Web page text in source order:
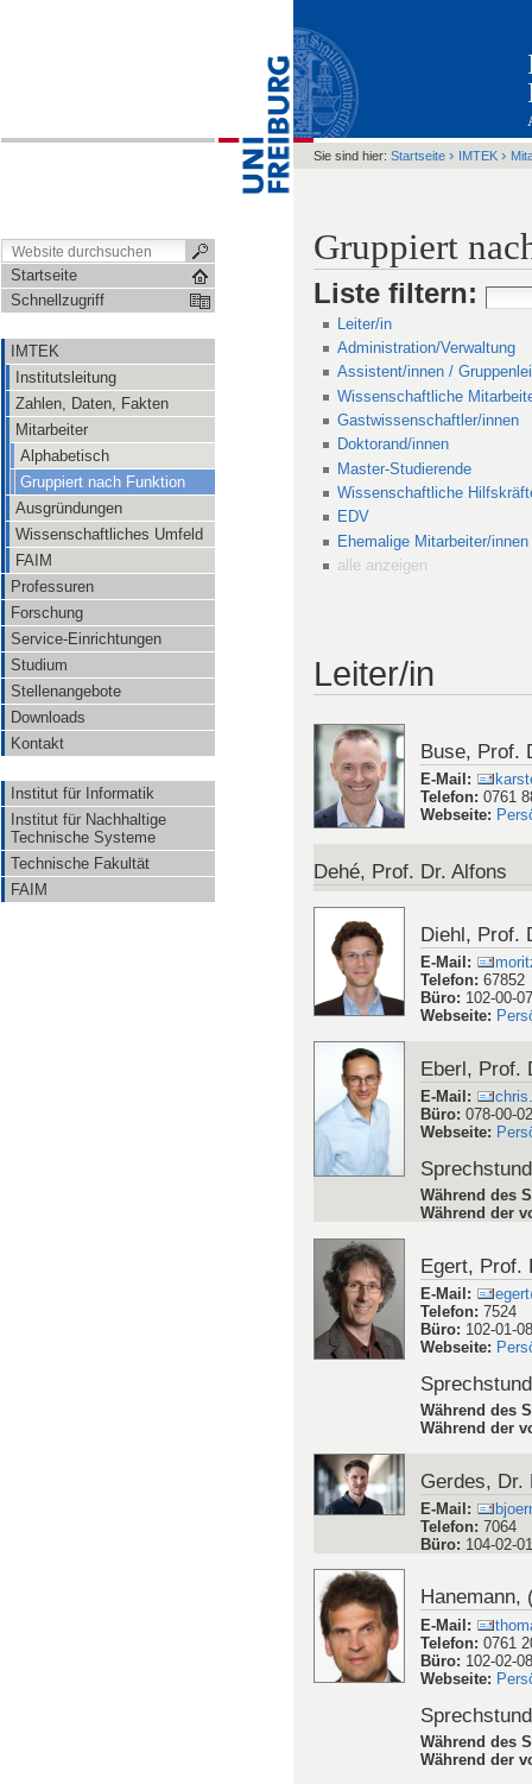
Startseite
Schnellzugriff
IMTEK
Institutsleitung
Zahlen, Daten, Fakten
Mitarbeiter
Alphabetisch
Gruppiert nach Funktion
Ausgründungen
Wissenschaftliches Umfeld
FAIM
Professuren
Forschung
Service-Einrichtungen
Studium
Stellenangebote
Downloads
Kontakt
Institut für Informatik
Institut für Nachhaltige
Technische Systeme
Technische Fakultät
FAIM
Sie sind hier: Startseite › IMTEK ›
Gruppiert
Liste filtern:
Leiter/in
Administration/Verwaltung
Assistent/innen /
Wissenschaftliche
Gastwissenschaftler/innen
Doktorand/innen
Master-Studierende
Wissenschaftliche
EDV
Ehemalige Mitarbeiter/innen
alle anzeigen
Leiter/in
Buse, Prof.
E-Mail :
Telefon:0761
Webseite:
Dehé, Prof. Dr. Alfons
Diehl, Prof.
E-Mail :
Telefon:67852
Büro: 102-00-
Webseite:
Eberl, Prof.
E-Mail :
Büro:078-00-
Webseite:
Während des
Während der
Egert, Prof.
E-Mail :
Telefon:7524
Büro: 102-01-
Webseite:
Während des
Während der
Gerdes, Dr.
E-Mail :
Telefon:7064
Büro: 104-02-
Hanemann,
E-Mail:
Telefon:0761
Büro: 102-02-
Webseite:
Während des
Während der